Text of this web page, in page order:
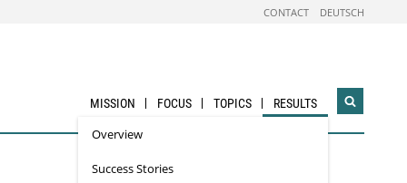
CONTACT DEUTSCH
MISSION FOCUS TOPICS RESULTS
Overview
Success Stories
Open